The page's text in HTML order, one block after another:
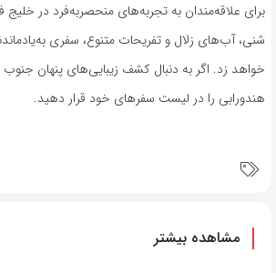
برای علاقه‌مندان به تجربه‌های منحصر‌به‌فرد در
شنی، آب‌های زلال و تفریحات متنوع، سفری
خواهد زد. اگر به دنبال کشف زیبایی‌های پنهان جنوب
هندورابی را در لیست سفرهای خود قرار دهید.
مشاهده بیشتر